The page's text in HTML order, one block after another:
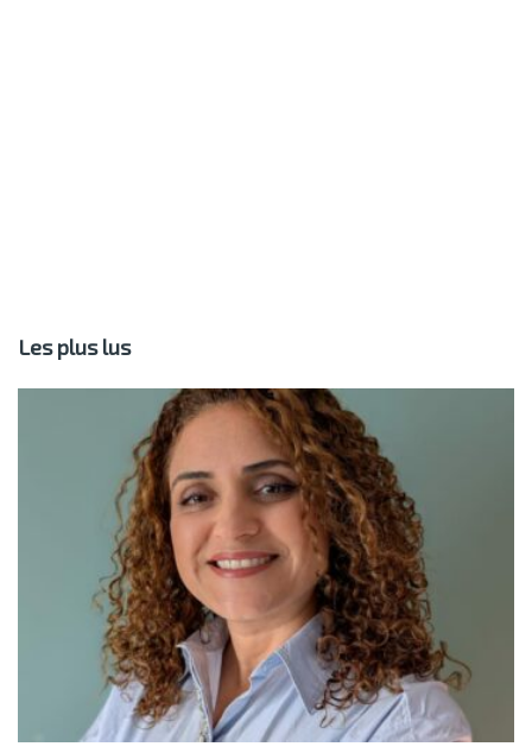
Les plus lus